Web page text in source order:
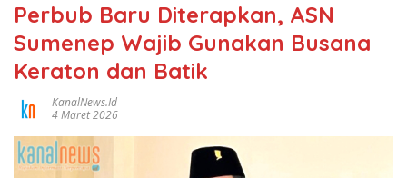
Perbub Baru Diterapkan, ASN
Sumenep Wajib Gunakan Busana
Keraton dan Batik
KanalNews.id
4 Maret 2026